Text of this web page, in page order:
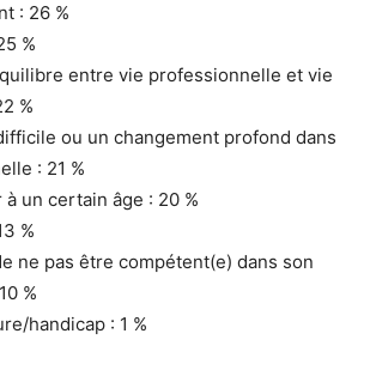
: 26 %
%
entre vie professionnelle et vie
%
ou un changement profond dans
: 21 %
à un certain âge : 20 %
%
ne pas être compétent(e) dans son
%
handicap : 1 %